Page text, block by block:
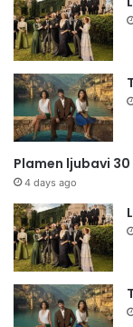
Plamen ljubavi
4 days ago